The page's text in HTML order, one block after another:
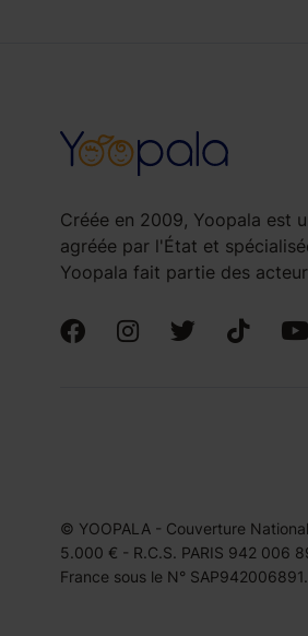
Créée en 2009, Yoopala est
agréée par l'État et
Yoopala fait partie des
© YOOPALA - Couverture
5.000 € - R.C.S. PARIS 942 006
France sous le N° SAP942006891.